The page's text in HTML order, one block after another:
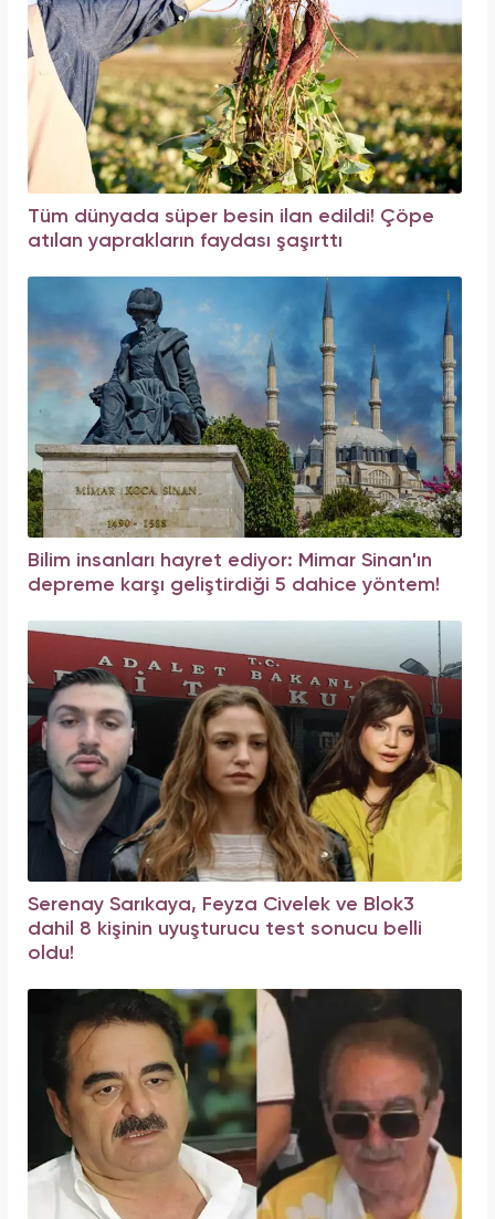
Tüm dünyada süper besin ilan edildi! Çöpe
atılan yaprakların faydası şaşırttı
Bilim insanları hayret ediyor: Mimar Sinan'ın
depreme karşı geliştirdiği 5 dahice yöntem!
Serenay Sarıkaya, Feyza Civelek ve Blok3
dahil 8 kişinin uyuşturucu test sonucu belli
oldu!